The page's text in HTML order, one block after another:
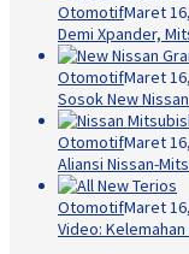
OtomotifMaret
Demi Xpander,
OtomotifMaret
Sosok New
OtomotifMaret
Aliansi Nissan-
OtomotifMaret
Video: